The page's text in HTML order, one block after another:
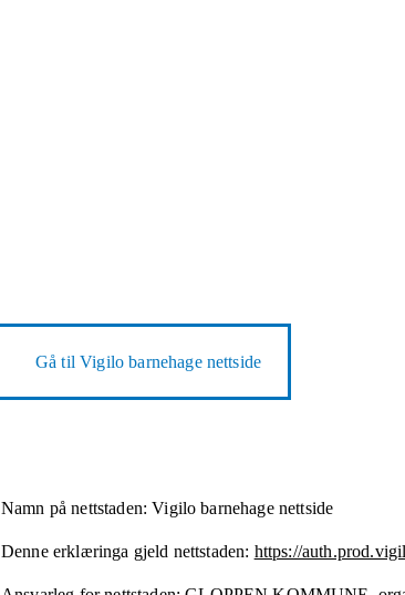
Gå tilVigilo barnehage nettside
Namn på nettstaden: Vigilo barnehage nettside
Denne erklæringa gjeld nettstaden: https://